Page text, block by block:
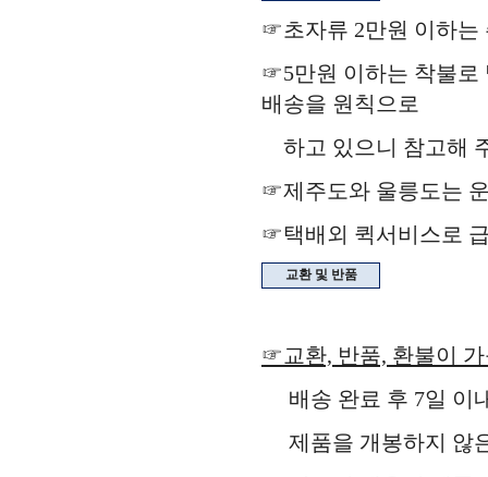
☞초자류 2만원 이하는
☞5만원 이하는 착불로
배송을 원칙으로
하고 있으니 참고해
☞제주도와 울릉도는
☞택배외 퀵서비스로
교환 및 반품
☞교환, 반품, 환불이
배송 완료 후 7일 이
제품을 개봉하지 않